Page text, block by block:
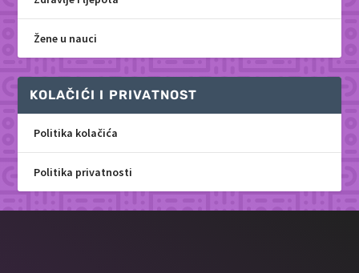
Žene u nauci
KOLAČIĆI I PRIVATNOST
Politika kolačića
Politika privatnosti